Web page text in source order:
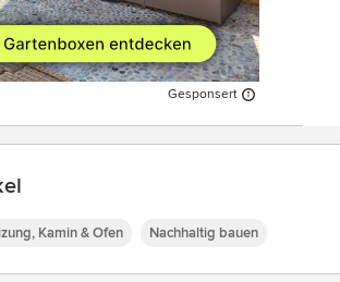
Gesponsert
Kamin & Ofen Nachhaltig bauen